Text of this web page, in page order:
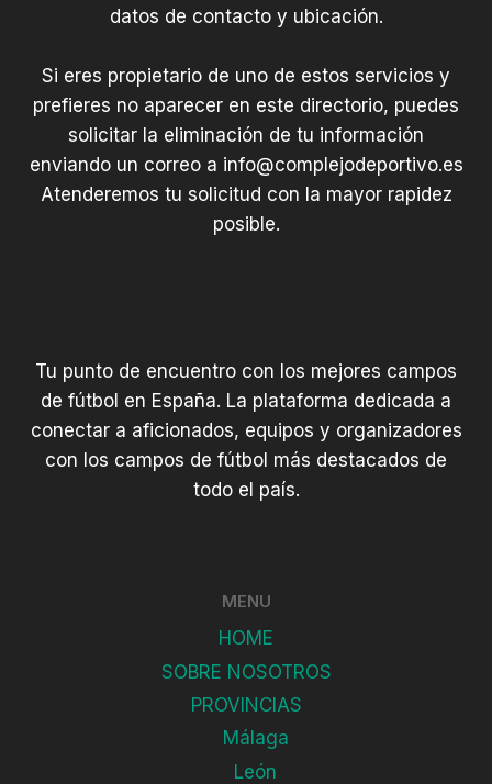
datos de contacto y ubicación.
Si eres propietario de uno de estos servicios y
prefieres no aparecer en este directorio, puedes
solicitar la eliminación de tu información
enviando un correo a info@complejodeportivo.es
Atenderemos tu solicitud con la mayor rapidez
posible.
Tu punto de encuentro con los mejores campos
de fútbol en España. La plataforma dedicada a
conectar a aficionados, equipos y organizadores
con los campos de fútbol más destacados de
todo el país.
MENU
HOME
SOBRE NOSOTROS
PROVINCIAS
Málaga
León